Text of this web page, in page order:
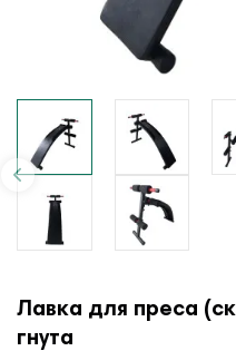
Лавка для преса
гнута